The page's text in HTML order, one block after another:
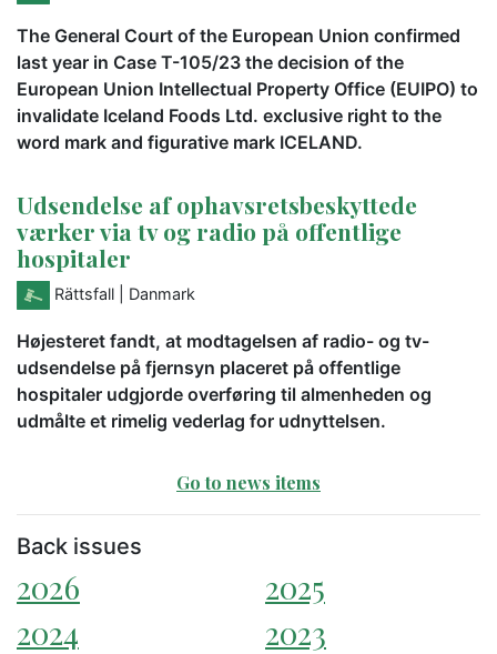
The General Court of the European Union confirmed
last year in Case T-105/23 the decision of the
European Union Intellectual Property Office (EUIPO) to
invalidate Iceland Foods Ltd. exclusive right to the
word mark and figurative mark ICELAND.
Udsendelse af ophavsretsbeskyttede
værker via tv og radio på offentlige
hospitaler
Rättsfall | Danmark
Højesteret fandt, at modtagelsen af radio- og tv-
udsendelse på fjernsyn placeret på offentlige
hospitaler udgjorde overføring til almenheden og
udmålte et rimelig vederlag for udnyttelsen.
Go to news items
Back issues
2026
2025
2024
2023